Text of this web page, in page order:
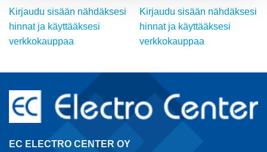
Kirjaudu sisään nähdäksesi
hinnat ja käyttääksesi
verkkokauppaa
Kirjaudu sisään nähdäksesi
hinnat ja käyttääksesi
verkkokauppaa
EC ELECTRO CENTER OY